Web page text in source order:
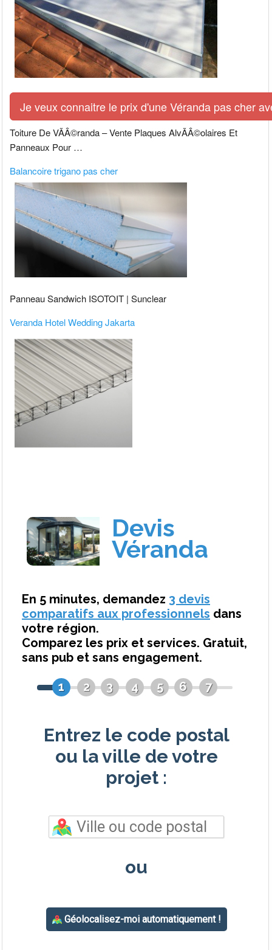
Je veux connaitre le prix d'une Véranda pas cher
Toiture De VÃÂ©randa – Vente Plaques AlvÃÂ©olaires Et
Panneaux Pour …
Balancoire trigano pas cher
Panneau Sandwich ISOTOIT | Sunclear
Veranda Hotel Wedding Jakarta